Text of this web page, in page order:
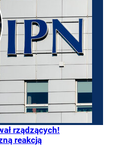
rządzących!
reakcją